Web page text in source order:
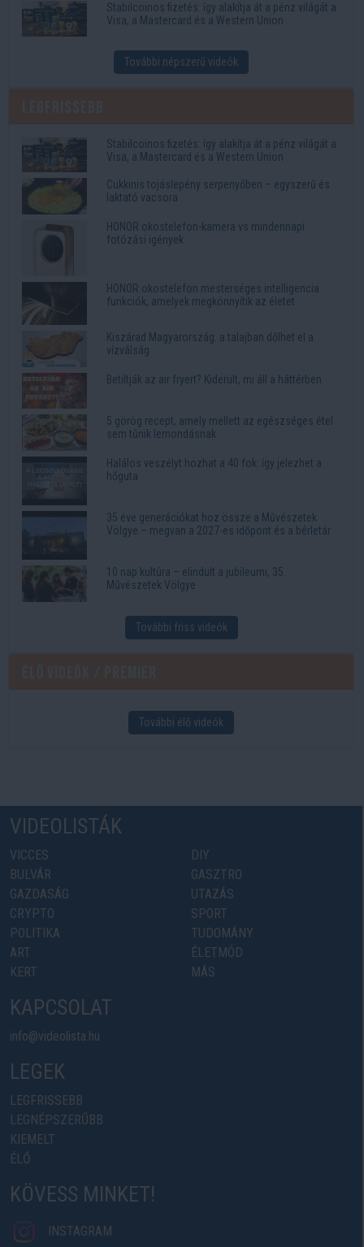
Stabilcoinos fizetés: így alakítja át a pénz világát a
Visa, a Mastercard és a Western Union
További népszerű videók
Stabilcoinos fizetés: így alakítja át a pénz világát a
Visa, a Mastercard és a Western Union
Cukkinis tojáslepény serpenyőben – egyszerű és
laktató vacsora
HONOR okostelefon-kamera vs mindennapi
fotózási igények
HONOR okostelefon mesterséges intelligencia
funkciók, amelyek megkönnyítik az életet
Kiszárad Magyarország: a talajban dőlhet el a
vízválság
Betiltják az air fryert? Kiderült, mi áll a háttérben
5 görög recept, amely mellett az egészséges étel
sem tűnik lemondásnak
Halálos veszélyt hozhat a 40 fok: így jelezhet a
hőguta
35 éve generációkat hoz össze a Művészetek
Völgye – megvan a 2027-es időpont és a bérletár
10 nap kultúra – elindult a jubileumi, 35.
Művészetek Völgye
További friss videók
További élő videók
VIDEOLISTÁK
VICCES
BULVÁR
GAZDASÁG
CRYPTO
POLITIKA
ART
KERT
DIY
GASZTRO
UTAZÁS
SPORT
TUDOMÁNY
ÉLETMÓD
MÁS
KAPCSOLAT
info@videolista.hu
LEGEK
LEGFRISSEBB
LEGNÉPSZERŰBB
KIEMELT
ÉLŐ
KÖVESS MINKET!
INSTAGRAM